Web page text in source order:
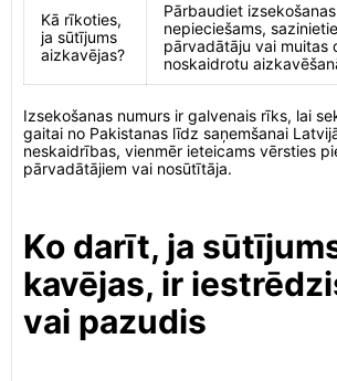
Kā rīkoties,
ja sūtījums
aizkavējas?
Pārbaudiet
nepieciešams,
pārvadātāju vai muitas
noskaidrotu
Izsekošanas numurs ir galvenais rīks, lai
gaitai no Pakistanas līdz saņemšanai
neskaidrības, vienmēr ieteicams vērsties
pārvadātājiem vai nosūtītāja.
Ko darīt, ja
kavējas, ir
vai pazudis